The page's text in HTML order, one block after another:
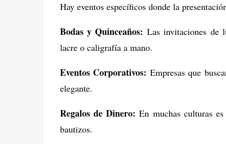
Hay eventos específicos donde la
Bodas y Quinceaños: Las invitaciones de
lacre o caligrafía a mano.
Eventos Corporativos: Empresas que
elegante.
Regalos de Dinero: En muchas culturas
bautizos.